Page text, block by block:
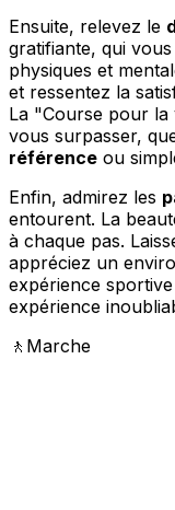
Ensuite, relevez le
gratifiante, qui
physiques et
et ressentez la
La "Course pour
vous surpasser,
référence ou
Enfin, admirez les
entourent. La
à chaque pas.
appréciez un
expérience
expérience
🚶 Marche